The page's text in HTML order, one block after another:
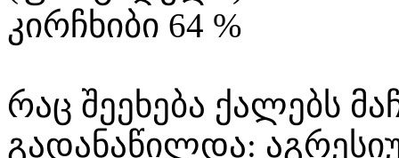
კირჩხიბი 64 %
რაც შეეხება ქალებს
გადანაწილდა: